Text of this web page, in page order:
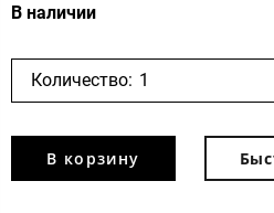
В наличии
Количество:
В корзину